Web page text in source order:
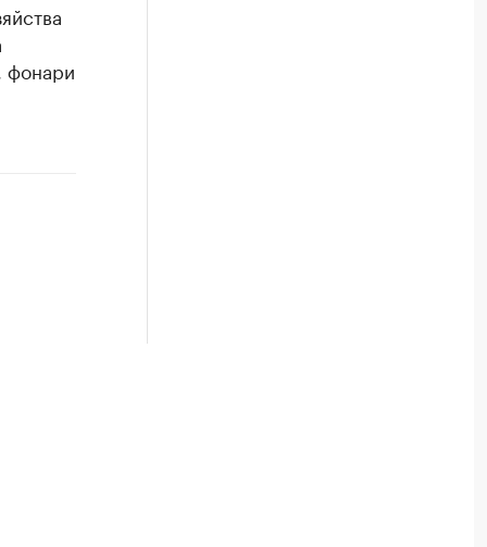
фонари